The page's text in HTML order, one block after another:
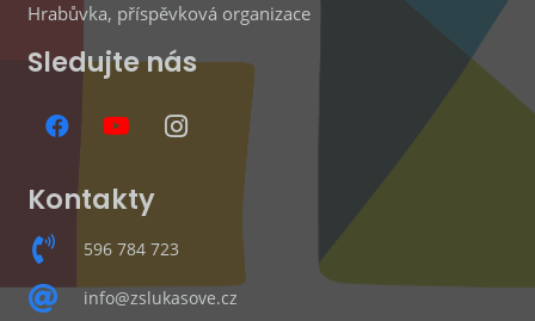
Hrabůvka, příspěvková organizace
Sledujte nás
Kontakty
596 784 723
info@zslukasove.cz